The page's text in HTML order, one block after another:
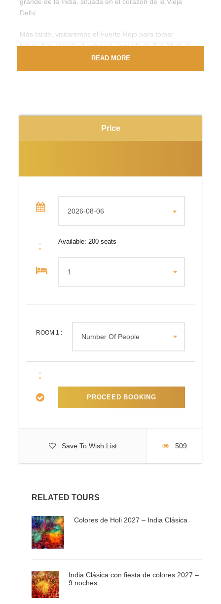
Price
Available: 200 seats
ROOM 1 :
Save To Wish List 509
RELATED TOURS
Colores de Holi 2027 – India Clásica
India Clásica con fiesta de colores 2027 –
9 noches
grande de la India, situada en el corazón de la Vieja
Delhi.
Más tarde, visitaremos el Fuerte Rojo para tomar
fotografías (desde el exterior), seguido de Raj Ghat, el
lugar de la cremación de Gandhi. A continuación,
nuestro recorrido, visitaremos el impresionante Minarete
Desayuno. Salida por la mañana hacia Agra. A la llegada,
registro en el hotel. Agra es una ciudad que alternó con
Más tarde, visitaremos el Fuerte de Agra, situado a orillas
del río Yamuna, en el corazón de la ciudad. Este
Jahan.
DÍA 04 – AGRA – DELHI (232 km, 4 h 15 min) –
Visita a primera hora de la mañana al Taj Mahal, cuya
inigualable perfección arquitectónica cautiva a todo aquel
VIERNES, DÍA FESTIVO MUSULMÁN).
Fin de nuestros servicios.
READ MORE